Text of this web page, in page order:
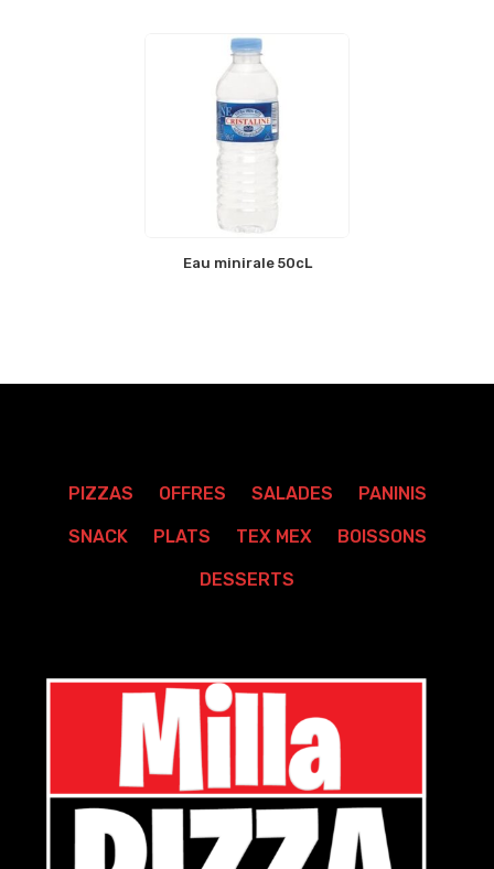
Eau minirale 50cL
PIZZAS OFFRES SALADES PANINIS
SNACK PLATS TEX MEX BOISSONS
DESSERTS